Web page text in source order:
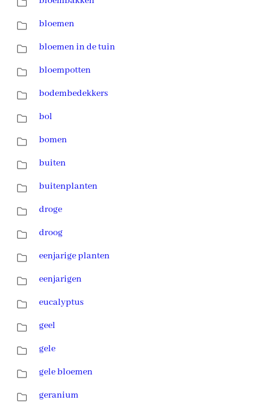
bloemen
bloemen in de tuin
bloempotten
bodembedekkers
bol
bomen
buiten
buitenplanten
droge
droog
eenjarige planten
eenjarigen
eucalyptus
geel
gele
gele bloemen
geranium